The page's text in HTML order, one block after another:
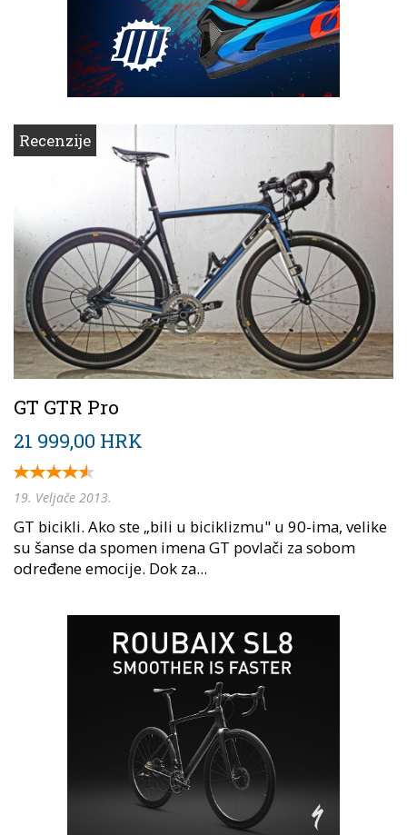
Recenzije
GT GTR Pro
21 999,00 HRK
19. Veljače 2013.
GT bicikli. Ako ste „bili u biciklizmu" u 90-ima, velike
su šanse da spomen imena GT povlači za sobom
određene emocije. Dok za...